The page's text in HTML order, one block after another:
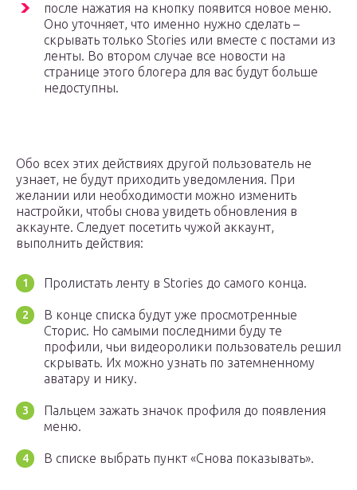
после нажатия на кнопку появится новое меню.
Оно уточняет, что именно нужно сделать –
скрывать только Stories или вместе с постами из
ленты. Во втором случае все новости на
странице этого блогера для вас будут больше
недоступны.
Обо всех этих действиях другой пользователь не
узнает, не будут приходить уведомления. При
желании или необходимости можно изменить
настройки, чтобы снова увидеть обновления в
аккаунте. Следует посетить чужой аккаунт,
выполнить действия:
Пролистать ленту в Stories до самого конца.
В конце списка будут уже просмотренные
Сторис. Но самыми последними буду те
профили, чьи видеоролики пользователь решил
скрывать. Их можно узнать по затемненному
аватару и нику.
Пальцем зажать значок профиля до появления
меню.
В списке выбрать пункт «Снова показывать».